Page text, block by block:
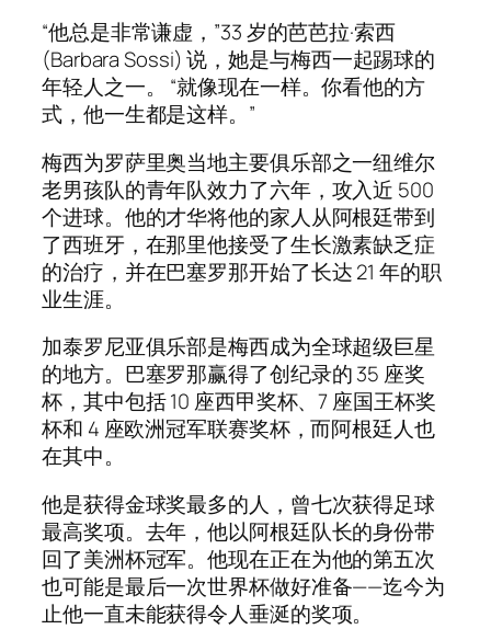
“他总是非常谦虚，”33 岁的芭芭拉·索西
(Barbara Sossi) 说，她是与梅西一起踢球的
年轻人之一。 “就像现在一样。你看他的方
式，他一生都是这样。”
梅西为罗萨里奥当地主要俱乐部之一纽维尔
老男孩队的青年队效力了六年，攻入近 500
个进球。他的才华将他的家人从阿根廷带到
了西班牙，在那里他接受了生长激素缺乏症
的治疗，并在巴塞罗那开始了长达 21 年的职
业生涯。
加泰罗尼亚俱乐部是梅西成为全球超级巨星
的地方。巴塞罗那赢得了创纪录的 35 座奖
杯，其中包括 10 座西甲奖杯、7 座国王杯奖
杯和 4 座欧洲冠军联赛奖杯，而阿根廷人也
在其中。
他是获得金球奖最多的人，曾七次获得足球
最高奖项。去年，他以阿根廷队长的身份带
回了美洲杯冠军。他现在正在为他的第五次
也可能是最后一次世界杯做好准备——迄今为
止他一直未能获得令人垂涎的奖项。